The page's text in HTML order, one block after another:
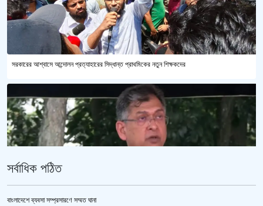
সরকারের আশ্বাসে আন্দোলন প্রত্যাহারের সিদ্ধান্ত প্রাথমিকের নতুন শিক্ষকদের
সর্বাধিক পঠিত
বাংলাদেশে ব্যবসা সম্প্রসারণে সম্মত ঘানা